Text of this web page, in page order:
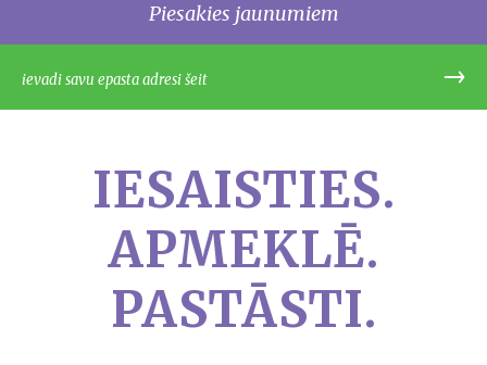
Piesakies jaunumiem
IESAISTIES.
APMEKLĒ.
PASTĀSTI.